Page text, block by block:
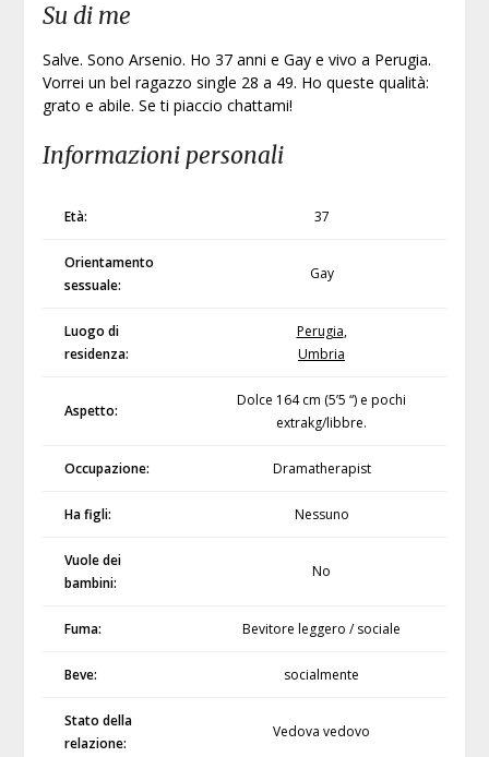
Su di me
Salve. Sono Arsenio. Ho 37 anni e Gay e vivo a Perugia.
Vorrei un bel ragazzo single 28 a 49. Ho queste qualità:
grato e abile. Se ti piaccio chattami!
Informazioni personali
Età: 37
Orientamento
sessuale:
Gay
Luogo di
residenza:
Perugia,
Umbria
Aspetto:
Dolce 164 cm (5’5 “) e pochi
extrakg/libbre.
Occupazione: Dramatherapist
Ha figli: Nessuno
Vuole dei
bambini:
No
Fuma: Bevitore leggero / sociale
Beve: socialmente
Stato della
relazione:
Vedova vedovo